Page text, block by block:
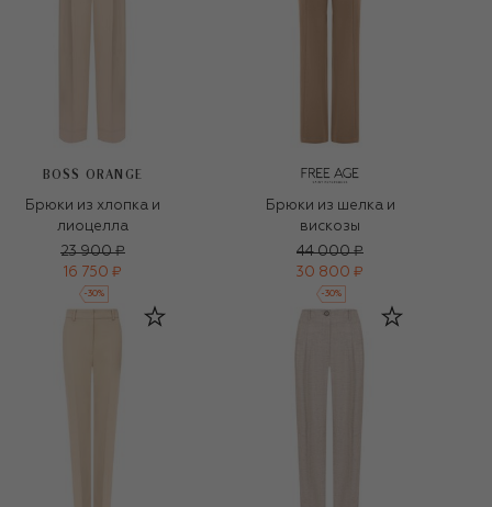
BOSS ORANGE
Брюки из хлопка и
лиоцелла
23 900 ₽
16 750 ₽
-30%
Брюки из шелка и
вискозы
44 000 ₽
30 800 ₽
-30%